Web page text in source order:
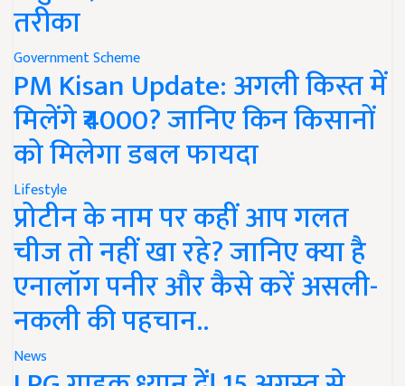
तरीका
Government Scheme
PM Kisan Update: अगली किस्त में
मिलेंगे ₹4000? जानिए किन किसानों
को मिलेगा डबल फायदा
Lifestyle
प्रोटीन के नाम पर कहीं आप गलत
चीज तो नहीं खा रहे? जानिए क्या है
एनालॉग पनीर और कैसे करें असली-
नकली की पहचान..
News